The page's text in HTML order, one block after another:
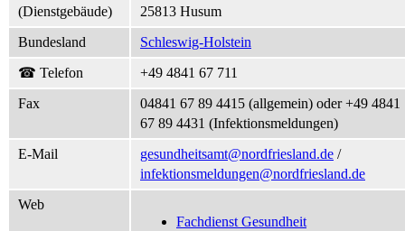
(Dienstgebäude)
25813 Husum
Bundesland
Schleswig-Holstein
☎ Telefon
+49 4841 67 711
Fax
04841 67 89 4415 (allgemein) oder +49 4841
67 89 4431 (Infektionsmeldungen)
E-Mail
gesundheitsamt@nordfriesland.de /
infektionsmeldungen@nordfriesland.de
Web
Fachdienst Gesundheit